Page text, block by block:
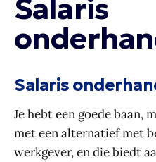
Salaris
Salaris
Je hebt een goede baan,
met een alternatief met
werkgever, en die biedt